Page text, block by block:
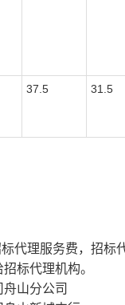
37.5 31.5
代理服务费，招标
标代理机构。
山分公司